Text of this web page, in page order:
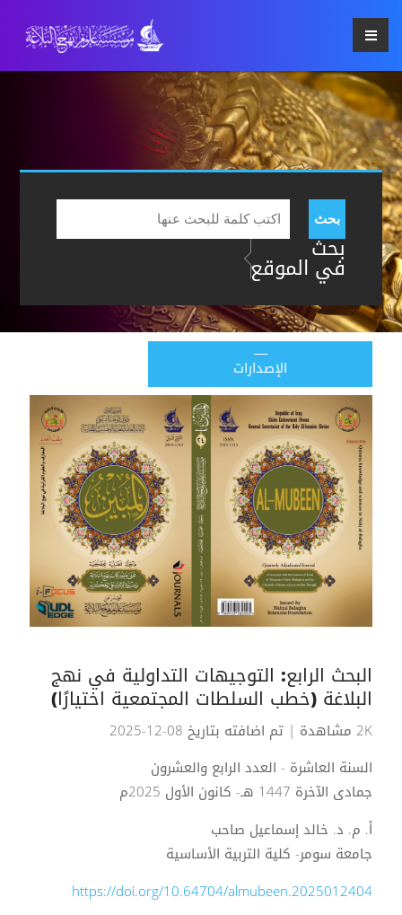
بحث
بحث
في الموقع
الإصدارات
البحث الرابع: التوجيهات التداولية في نهج
البلاغة (خطب السلطات المجتمعية اختيارًا)
2K مشاهدة
| تم اضافته بتاريخ 08-12-2025
السنة العاشرة - العدد الرابع والعشرون
جمادى الآخرة 1447 هـ- كانون الأول 2025م
أ. م. د. خالد إسماعيل صاحب
جامعة سومر- كلية التربية الأساسية
https://doi.org/10.64704/almubeen.2025012404